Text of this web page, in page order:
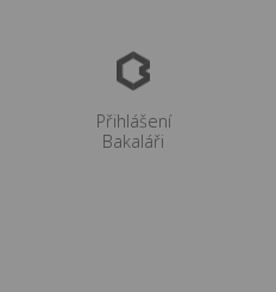
Přihlášení
Bakaláři